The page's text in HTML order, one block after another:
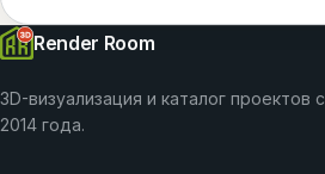
Render Room
3D-визуализация и каталог проектов с
2014 года.